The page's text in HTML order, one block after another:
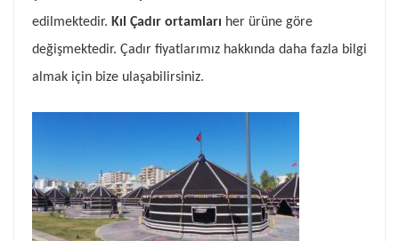
edilmektedir. Kıl Çadır ortamları her ürüne göre
değişmektedir. Çadır fiyatlarımız hakkında daha fazla bilgi
almak için bize ulaşabilirsiniz.